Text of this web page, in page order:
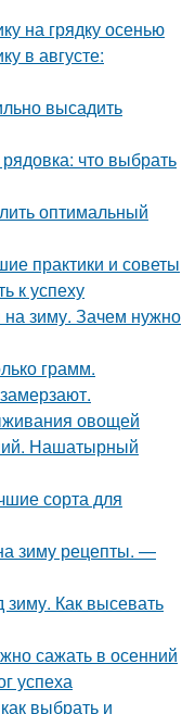
на грядку осенью
в августе:
высадить
что выбрать
оптимальный
практики и советы
к успеху
на зиму. Зачем нужно
грамм.
овощей
Нашатырный
сорта для
зиму рецепты. —
Как высевать
сажать в осенний
успеха
выбрать и